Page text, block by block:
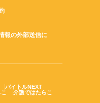
報の外部送信に
バイトルNEXT
介護ではたらこ